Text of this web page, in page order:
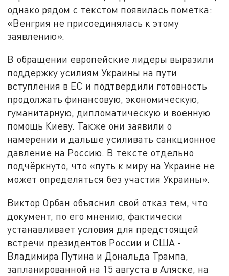
однако рядом с текстом появилась пометка:
«Венгрия не присоединялась к этому
заявлению».
В обращении европейские лидеры выразили
поддержку усилиям Украины на пути
вступления в ЕС и подтвердили готовность
продолжать финансовую, экономическую,
гуманитарную, дипломатическую и военную
помощь Киеву. Также они заявили о
намерении и дальше усиливать санкционное
давление на Россию. В тексте отдельно
подчёркнуто, что «путь к миру на Украине не
может определяться без участия Украины».
Виктор Орбан объяснил свой отказ тем, что
документ, по его мнению, фактически
устанавливает условия для предстоящей
встречи президентов России и США -
Владимира Путина и Дональда Трампа,
запланированной на 15 августа в Аляске, на